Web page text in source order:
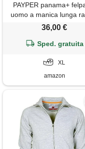
PAYPER panama+
uomo a manica lunga
misto cotone chiusura
elasticizzata grigio
36,00 €
Sped. gratuita
XL
amazon